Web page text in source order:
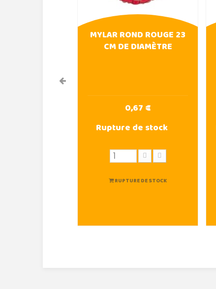
MYLAR ROND ROUGE 23
CM DE DIAMÈTRE
0,67 €
Rupture de stock
RUPTURE DE STOCK